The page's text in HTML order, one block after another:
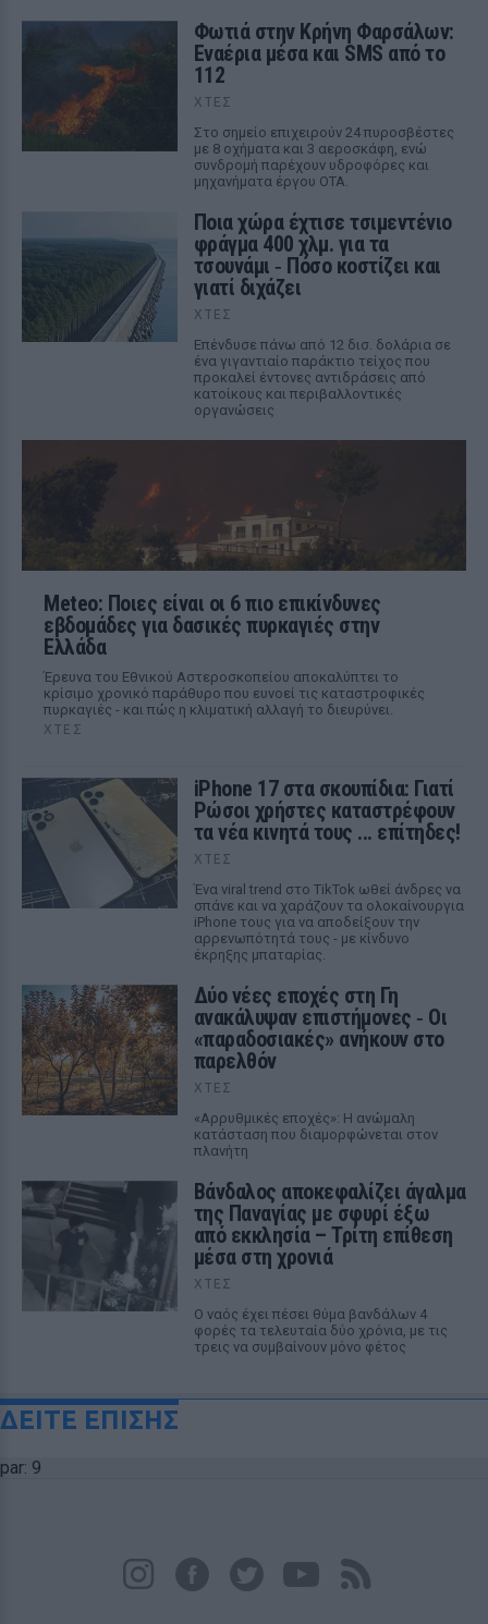
Φωτιά στην Κρήνη Φαρσάλων:
Εναέρια μέσα και SMS από το
112
ΧΤΕΣ
Στο σημείο επιχειρούν 24 πυροσβέστες
με 8 οχήματα και 3 αεροσκάφη, ενώ
συνδρομή παρέχουν υδροφόρες και
μηχανήματα έργου ΟΤΑ.
Ποια χώρα έχτισε τσιμεντένιο
φράγμα 400 χλμ. για τα
τσουνάμι ‑ Πόσο κοστίζει και
γιατί διχάζει
ΧΤΕΣ
Επένδυσε πάνω από 12 δισ. δολάρια σε
ένα γιγαντιαίο παράκτιο τείχος που
προκαλεί έντονες αντιδράσεις από
κατοίκους και περιβαλλοντικές
οργανώσεις
Meteo: Ποιες είναι οι 6 πιο επικίνδυνες
εβδομάδες για δασικές πυρκαγιές στην
Ελλάδα
Έρευνα του Εθνικού Αστεροσκοπείου αποκαλύπτει το
κρίσιμο χρονικό παράθυρο που ευνοεί τις καταστροφικές
πυρκαγιές - και πώς η κλιματική αλλαγή το διευρύνει.
ΧΤΕΣ
iPhone 17 στα σκουπίδια: Γιατί
Ρώσοι χρήστες καταστρέφουν
τα νέα κινητά τους ... επίτηδες!
ΧΤΕΣ
Ένα viral trend στο TikTok ωθεί άνδρες να
σπάνε και να χαράζουν τα ολοκαίνουργια
iPhone τους για να αποδείξουν την
αρρενωπότητά τους - με κίνδυνο
έκρηξης μπαταρίας.
Δύο νέες εποχές στη Γη
ανακάλυψαν επιστήμονες ‑ Oι
«παραδοσιακές» ανήκουν στο
παρελθόν
ΧΤΕΣ
«Αρρυθμικές εποχές»: Η ανώμαλη
κατάσταση που διαμορφώνεται στον
πλανήτη
Βάνδαλος αποκεφαλίζει άγαλμα
της Παναγίας με σφυρί έξω
από εκκλησία – Τρίτη επίθεση
μέσα στη χρονιά
ΧΤΕΣ
Ο ναός έχει πέσει θύμα βανδάλων 4
φορές τα τελευταία δύο χρόνια, με τις
τρεις να συμβαίνουν μόνο φέτος
ΔΕΙΤΕ ΕΠΙΣΗΣ
par: 9